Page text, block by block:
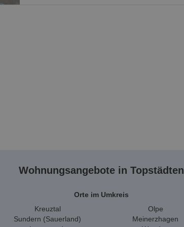
Wohnungsangebote in Topstädten
Orte im Umkreis
Kreuztal
Sundern (Sauerland)
Olpe
Meinerzhagen